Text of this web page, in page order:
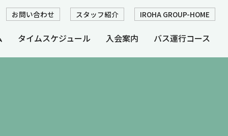
お問い合わせ スタッフ紹介 IROHA GROUP-HOME
タイムスケジュール 入会案内 バス運行コース